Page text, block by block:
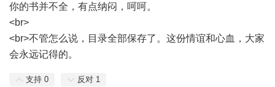
你的书并不全，有点纳闷，呵呵。
<br>
<br>不管怎么说，目录全部保存了。这份情谊和心血，大家
会永远记得的。
支持 0 反对 1